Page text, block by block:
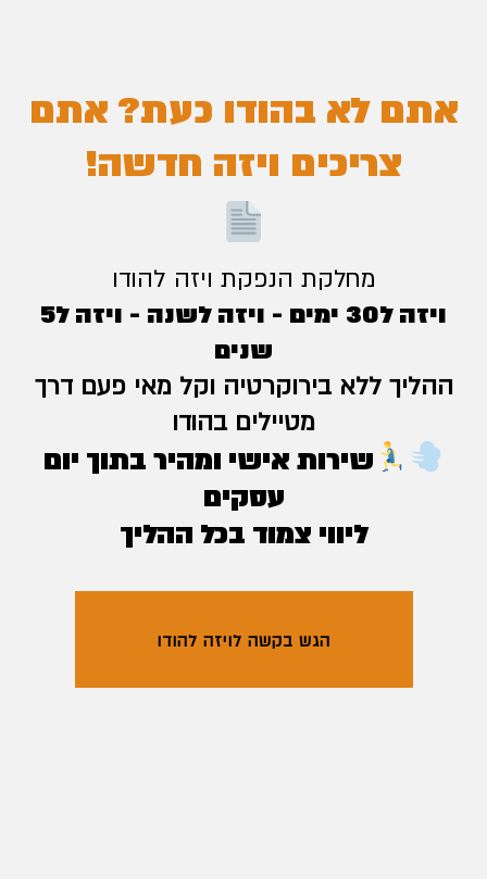
אתם לא בהודו כעת? אתם
צריכים ויזה חדשה!
מחלקת הנפקת ויזה להודו
ויזה ל30 ימים - ויזה לשנה - ויזה ל5
שנים
ההליך ללא בירוקרטיה וקל מאי פעם דרך
מטיילים בהודו
שירות אישי ומהיר בתוך יום
עסקים
ליווי צמוד בכל ההליך
הגש בקשה לויזה להודו